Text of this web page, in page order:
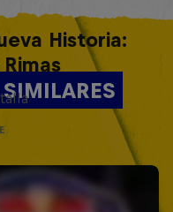
Historia: